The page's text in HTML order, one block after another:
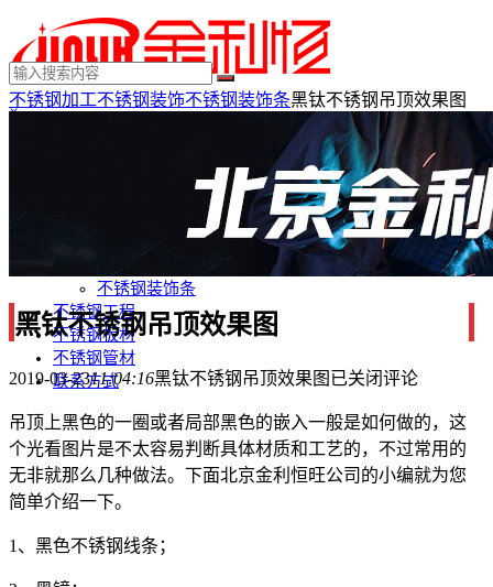
×
不锈钢装饰条
不锈钢工程
不锈钢板材
不锈钢管材
联系方式
不锈钢加工不锈钢装饰不锈钢装饰条黑钛不锈钢吊顶效果图
黑钛不锈钢吊顶效果图
2019-03-2311:04:16黑钛不锈钢吊顶效果图 已关闭评论
吊顶上黑色的一圈或者局部黑色的嵌入一般是如何做的，这
个光看图片是不太容易判断具体材质和工艺的，不过常用的
无非就那么几种做法。下面北京金利恒旺公司的小编就为您
简单介绍一下。
1、黑色不锈钢线条；